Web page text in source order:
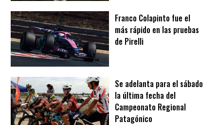
Franco Colapinto fue el
más rápido en las pruebas
de Pirelli
Se adelanta para el sábado
la última fecha del
Campeonato Regional
Patagónico